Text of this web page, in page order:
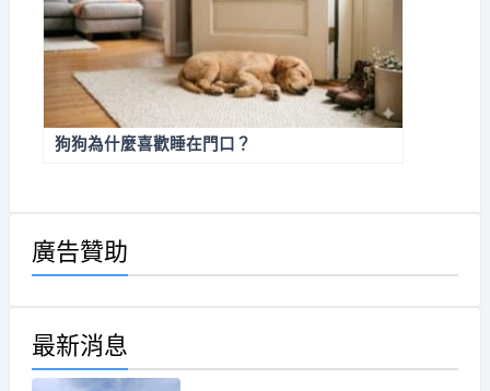
狗狗為什麼喜歡睡在門口？
廣告贊助
最新消息